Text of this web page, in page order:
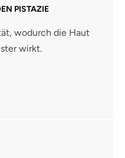
PISTAZIE
wodurch die Haut
wirkt.